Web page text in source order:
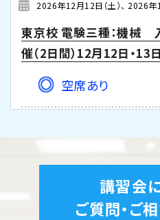
2026年12月12日（土） 2026年
東京校 電験三種：機
催（2日間）12月12日・13
空席あり
東京校【下期】電験三種
同時開催（2日間）12月
講習会
ご質問・ご